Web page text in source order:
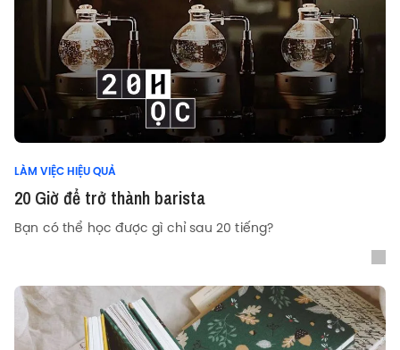
LÀM VIỆC HIỆU QUẢ
20 Giờ để trở thành barista
Bạn có thể học được gì chỉ sau 20 tiếng?